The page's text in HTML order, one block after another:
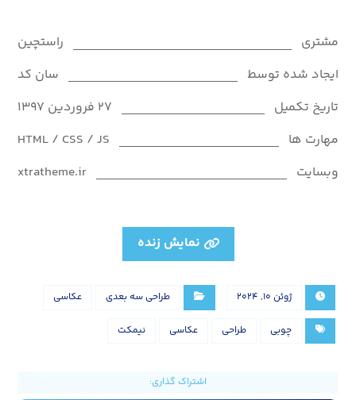
مشتری
راستچین
ایجاد شده توسط
سان کد
تاریخ تکمیل
۲۷ فروردین ۱۳۹۷
مهارت ها
HTML / CSS / JS
وبسایت
xtratheme.ir
نمایش زنده
ژوئن ۱۰, ۲۰۲۴ طراحی سه بعدی عکاسی
چوبی طراحی عکاسی نیمکت